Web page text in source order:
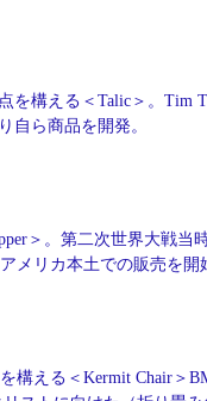
を構える＜Talic＞。Tim
自ら商品を開発。
＞。第二次世界大戦当
メリカ本土での販売を開
構える＜Kermit Chair＞